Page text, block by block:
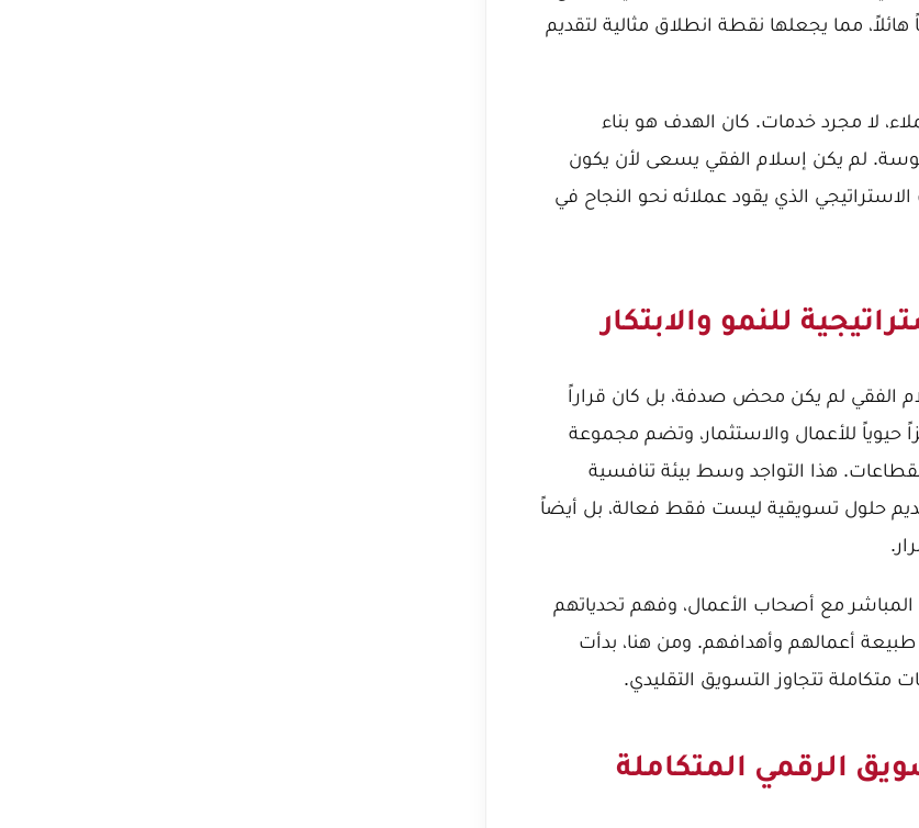
مما يجعلها نقطة انطلاق مثالية لتقديم
لا مجرد خدمات. كان الهدف هو بناء
لم يكن إسلام الفقي يسعى لأن يكون
الذي يقود عملائه نحو النجاح في
للنمو والابتكار
الفقي لم يكن محض صدفة، بل كان قراراً
حيوياً للأعمال والاستثمار، وتضم مجموعة
هذا التواجد وسط بيئة تنافسية
حلول تسويقية ليست فقط فعالة، بل أيضاً
المباشر مع أصحاب الأعمال، وفهم تحدياتهم
أعمالهم وأهدافهم. ومن هنا، بدأت
تتجاوز التسويق التقليدي.
الرقمي المتكاملة